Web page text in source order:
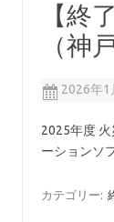
【終
（神
2026年1
2025年度
ーションソ
カテゴリー: